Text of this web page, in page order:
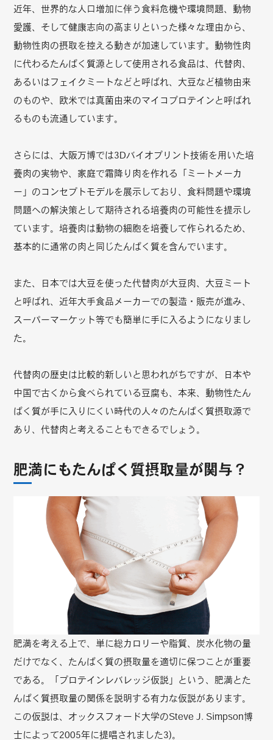
近年、世界的な人口増加に伴う食料危機や環境問題、動物
愛護、そして健康志向の高まりといった様々な理由から、
動物性肉の摂取を控える動きが加速しています。動物性肉
に代わるたんぱく質源として使用される食品は、代替肉、
あるいはフェイクミートなどと呼ばれ、大豆など植物由来
のものや、欧米では真菌由来のマイコプロテインと呼ばれ
るものも流通しています。
さらには、大阪万博では3Dバイオプリント技術を用いた培
養肉の実物や、家庭で霜降り肉を作れる「ミートメーカ
ー」のコンセプトモデルを展示しており、食料問題や環境
問題への解決策として期待される培養肉の可能性を提示し
ています。培養肉は動物の細胞を培養して作られるため、
基本的に通常の肉と同じたんぱく質を含んでいます。
また、日本では大豆を使った代替肉が大豆肉、大豆ミート
と呼ばれ、近年大手食品メーカーでの製造・販売が進み、
スーパーマーケット等でも簡単に手に入るようになりまし
た。
代替肉の歴史は比較的新しいと思われがちですが、日本や
中国で古くから食べられている豆腐も、本来、動物性たん
ぱく質が手に入りにくい時代の人々のたんぱく質摂取源で
あり、代替肉と考えることもできるでしょう。
肥満にもたんぱく質摂取量が関与？
肥満を考える上で、単に総カロリーや脂質、炭水化物の量
だけでなく、たんぱく質の摂取量を適切に保つことが重要
である。「プロテインレバレッジ仮説」という、肥満とた
んぱく質摂取量の関係を説明する有力な仮説があります。
この仮説は、オックスフォード大学のSteve J. Simpson博
士によって2005年に提唱されました3)。